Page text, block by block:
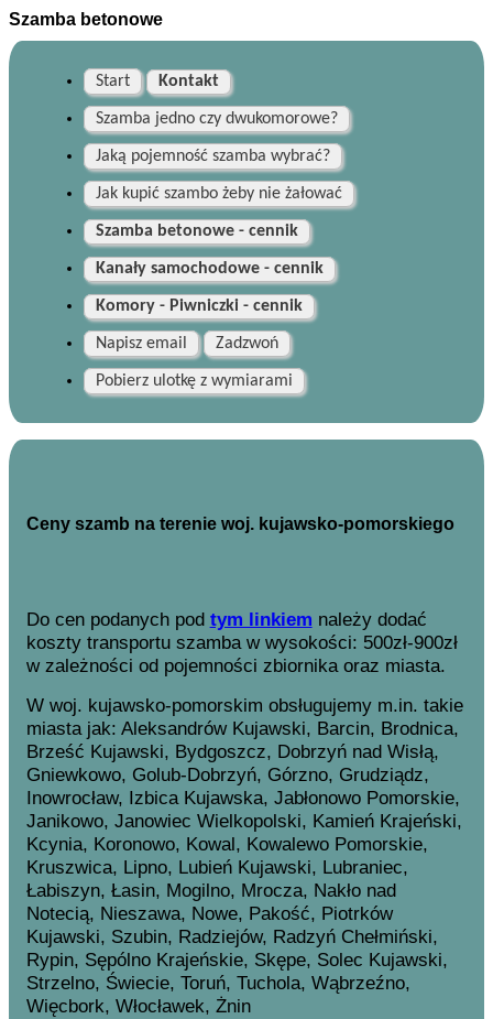
Szamba betonowe
Start Kontakt
Szamba jedno czy dwukomorowe?
Jaką pojemność szamba wybrać?
Jak kupić szambo żeby nie żałować
Szamba betonowe - cennik
Kanały samochodowe - cennik
Komory - Piwniczki - cennik
Napisz email Zadzwoń
Pobierz ulotkę z wymiarami
Ceny szamb na terenie woj. kujawsko-pomorskiego
Do cen podanych pod tym linkiem należy dodać
koszty transportu szamba w wysokości: 500zł-900zł
w zależności od pojemności zbiornika oraz miasta.
W woj. kujawsko-pomorskim obsługujemy m.in. takie
miasta jak: Aleksandrów Kujawski, Barcin, Brodnica,
Brześć Kujawski, Bydgoszcz, Dobrzyń nad Wisłą,
Gniewkowo, Golub-Dobrzyń, Górzno, Grudziądz,
Inowrocław, Izbica Kujawska, Jabłonowo Pomorskie,
Janikowo, Janowiec Wielkopolski, Kamień Krajeński,
Kcynia, Koronowo, Kowal, Kowalewo Pomorskie,
Kruszwica, Lipno, Lubień Kujawski, Lubraniec,
Łabiszyn, Łasin, Mogilno, Mrocza, Nakło nad
Notecią, Nieszawa, Nowe, Pakość, Piotrków
Kujawski, Szubin, Radziejów, Radzyń Chełmiński,
Rypin, Sępólno Krajeńskie, Skępe, Solec Kujawski,
Strzelno, Świecie, Toruń, Tuchola, Wąbrzeźno,
Więcbork, Włocławek, Żnin